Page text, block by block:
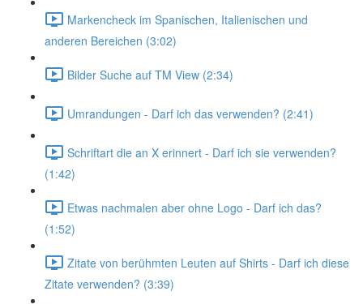
Markencheck im Spanischen, Italienischen und
anderen Bereichen (3:02)
Bilder Suche auf TM View (2:34)
Umrandungen - Darf ich das verwenden? (2:41)
Schriftart die an X erinnert - Darf ich sie verwenden?
(1:42)
Etwas nachmalen aber ohne Logo - Darf ich das?
(1:52)
Zitate von berühmten Leuten auf Shirts - Darf ich diese
Zitate verwenden? (3:39)